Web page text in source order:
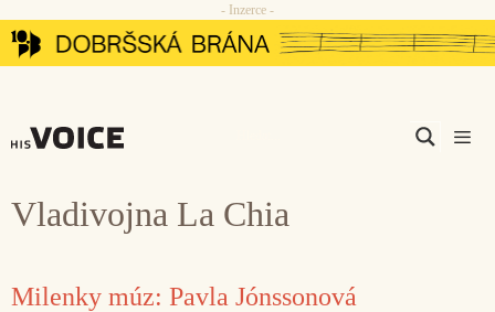
Přeskočit
na
- Inzerce -
Vladivojna La Chia
Milenky múz: Pavla Jónssonová